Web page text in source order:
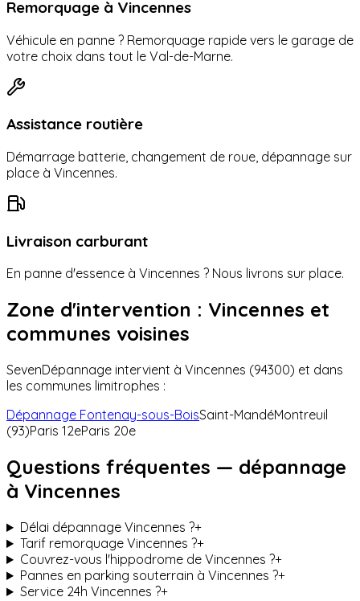
Remorquage à Vincennes
Véhicule en panne ? Remorquage rapide vers le garage de
votre choix dans tout le Val-de-Marne.
Assistance routière
Démarrage batterie, changement de roue, dépannage sur
place à Vincennes.
Livraison carburant
En panne d'essence à Vincennes ? Nous livrons sur place.
Zone d'intervention : Vincennes et
communes voisines
SevenDépannage intervient à Vincennes (94300) et dans
les communes limitrophes :
Dépannage Fontenay-sous-BoisSaint-MandéMontreuil
(93)Paris 12eParis 20e
Questions fréquentes — dépannage
à Vincennes
Délai dépannage Vincennes ?+
Tarif remorquage Vincennes ?+
Couvrez-vous l'hippodrome de Vincennes ?+
Pannes en parking souterrain à Vincennes ?+
Service 24h Vincennes ?+